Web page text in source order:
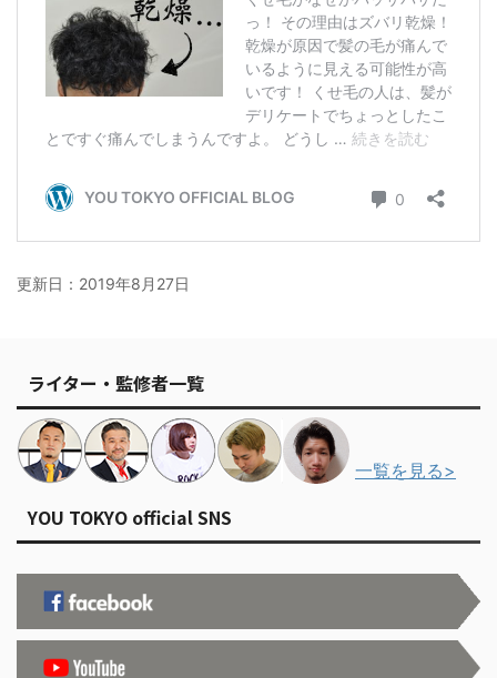
更新日： 2019年8月27日
ライター・監修者一覧
一覧を見る>
YOU TOKYO official SNS